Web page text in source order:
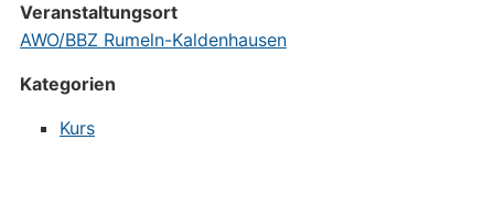
Veranstaltungsort
AWO/BBZ Rumeln-Kaldenhausen
Kategorien
Kurs